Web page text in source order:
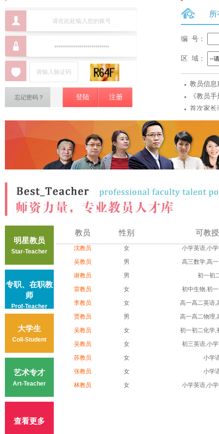
忘记密码？ 登陆 注册
编 号：
区 域：
· 教员信息
标准
· 《教员
· 首次家长
项
· 教员敏感
密
· 教员第一
注意事...
· 教员认证
明星教员
Star-Teacher
专职、在职教
师
Prof-Teacher
大学生
Coll-Student
艺术专才
Art-Teacher
查看更多
教员 性别 可教
沈教员 女
小学英语,小
吴教员
男
高三数学,高
谢教员
男
初一初
雷教员
女
初中生物,初
李教员
女
高一高二英语,
贾教员
男
高一高二物理,
吴教员
女
初一初二化学,
吴教员
女
初三英语,小
苏教员
女
小学
张教员
女
小学
林教员
女 小学英语,小